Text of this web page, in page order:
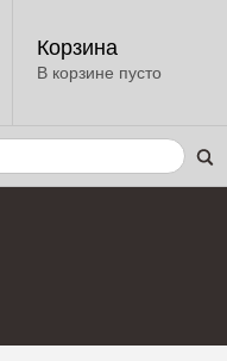
Корзина
В корзине пусто